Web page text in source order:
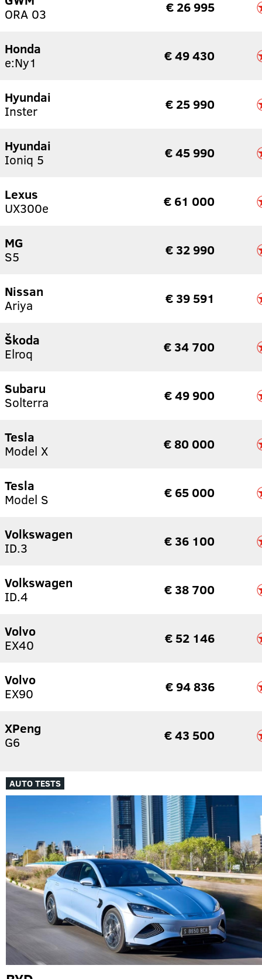
ORA 03
€ 26 995
Honda
e:Ny1
€ 49 430
Hyundai
Inster
€ 25 990
Hyundai
Ioniq 5
€ 45 990
Lexus
UX300e
€ 61 000
MG
S5
€ 32 990
Nissan
Ariya
€ 39 591
Škoda
Elroq
€ 34 700
Subaru
Solterra
€ 49 900
Tesla
Model X
€ 80 000
Tesla
Model S
€ 65 000
Volkswagen
ID.3
€ 36 100
Volkswagen
ID.4
€ 38 700
Volvo
EX40
€ 52 146
Volvo
EX90
€ 94 836
XPeng
G6
€ 43 500
AUTO TESTS